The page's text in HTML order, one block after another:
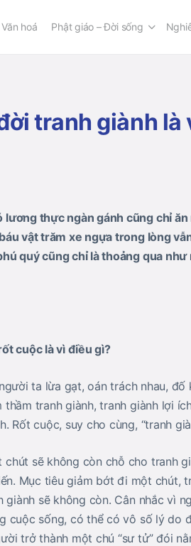
Văn hoá Phật giáo – Đời sống
tranh giành là
thực ngàn gánh cũng chỉ
vật trăm xe ngựa trong lòng
quý cũng chỉ là thoảng qua
cuộc là vì điều gì?
ta lừa gạt, oán trách nhau,
thầm tranh giành, tranh giành lợi
Rốt cuộc, suy cho cùng, “tranh
sẽ không còn chỗ cho tranh
Mục tiêu giảm bớt đi một chút,
sẽ không còn. Cân nhắc vì
cuộc sống, có thể có vô số lý do
trở thành một chú “sư tử” đói